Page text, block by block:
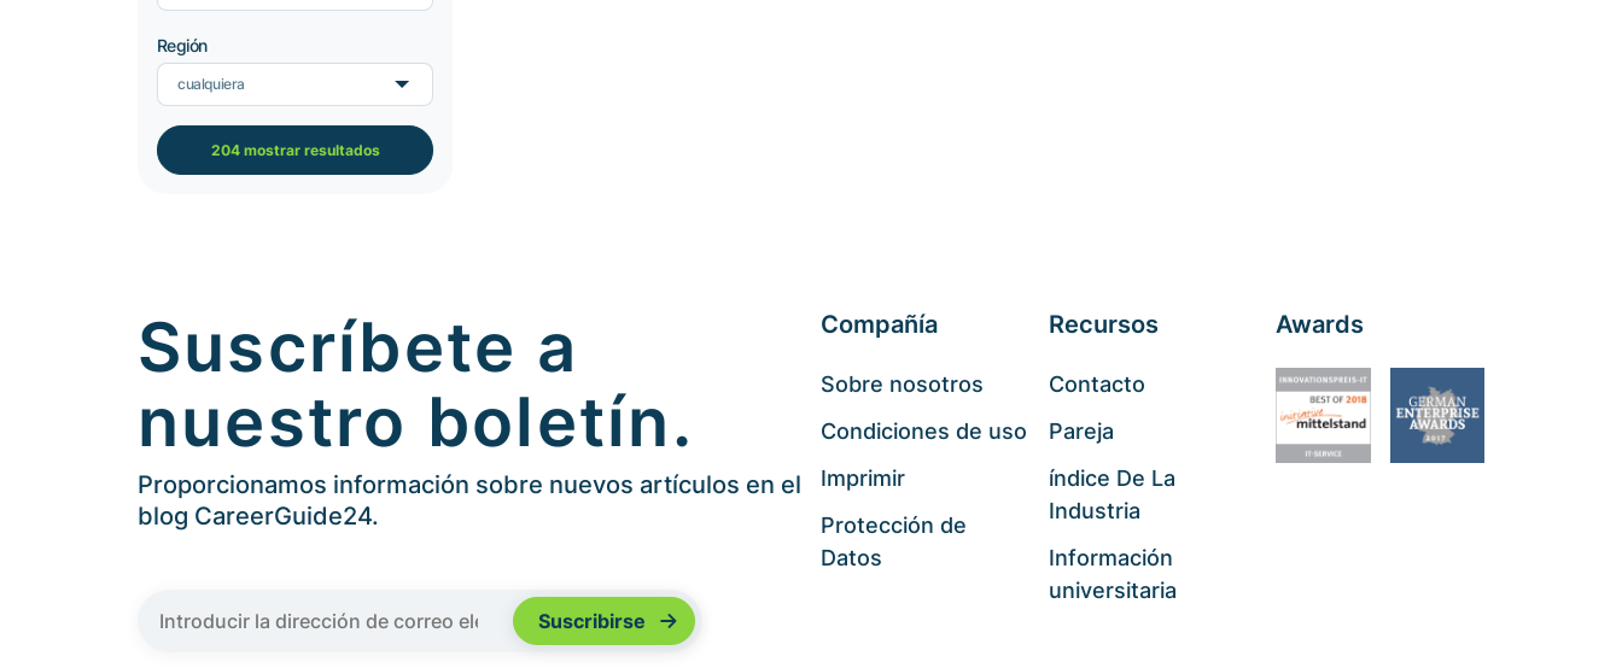
Región
cualquiera
204 mostrar resultados
Suscríbete a
nuestro boletín.
Proporcionamos información sobre nuevos artículos en el
blog CareerGuide24.
Compañía
Sobre nosotros
Condiciones de uso
Imprimir
Protección de
Datos
Recursos
Contacto
Pareja
índice De La
Industria
Información
universitaria
Awards